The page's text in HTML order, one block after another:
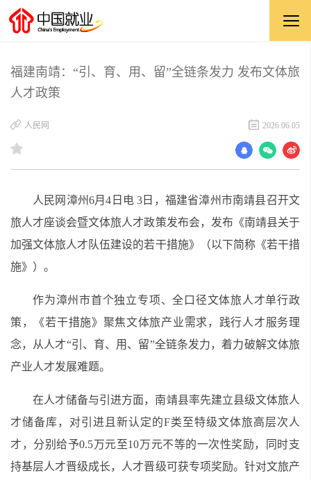
福建南靖：“引、育、用、留”全链条发力 发布文体旅
人才政策
​人民网 2026.06.05
人民网漳州6月4日电 3日，福建省漳州市南靖县召开文
旅人才座谈会暨文体旅人才政策发布会，发布《南靖县关于
加强文体旅人才队伍建设的若干措施》（以下简称《若干措
施》）。
作为漳州市首个独立专项、全口径文体旅人才单行政
策，《若干措施》聚焦文体旅产业需求，践行人才服务理
念，从人才“引、育、用、留”全链条发力，着力破解文体旅
产业人才发展难题。
在人才储备与引进方面，南靖县率先建立县级文体旅人
才储备库，对引进且新认定的F类至特级文体旅高层次人
才，分别给予0.5万元至10万元不等的一次性奖励，同时支
持基层人才晋级成长，人才晋级可获专项奖励。针对文旅产